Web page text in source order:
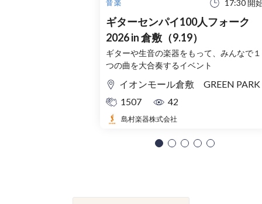
音楽 17:30 開
ギターセンパイ100人フォーク
2026 in 倉敷（9.19）
ギターや生音の楽器をもって、みんなで１
つの曲を大合奏するイベント
イオンモール倉敷 GREEN PARK
1507
42
島村楽器株式会社